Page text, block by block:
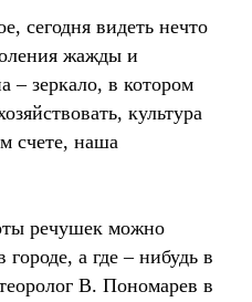
сегодня видеть нечто
жажды и
зеркало, в котором
культура
счете, наша
речушек можно
городе, а где – нибудь в
В. Пономарев в